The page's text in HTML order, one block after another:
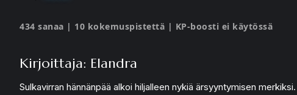
434 sanaa | 10 kokemuspistettä | KP-boosti ei käytössä
Kirjoittaja: Elandra
Sulkavirran hännänpää alkoi hiljalleen nykiä ärsyyntymisen